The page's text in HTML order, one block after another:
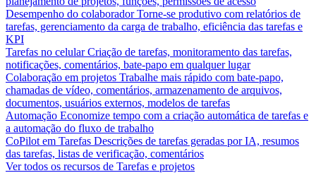
Desempenho do colaborador Torne-se produtivo com relatórios de
tarefas, gerenciamento da carga de trabalho, eficiência das tarefas e
KPI
Tarefas no celular Criação de tarefas, monitoramento das tarefas,
notificações, comentários, bate-papo em qualquer lugar
Colaboração em projetos Trabalhe mais rápido com bate-papo,
chamadas de vídeo, comentários, armazenamento de arquivos,
documentos, usuários externos, modelos de tarefas
Automação Economize tempo com a criação automática de tarefas e
a automação do fluxo de trabalho
CoPilot em Tarefas Descrições de tarefas geradas por IA, resumos
das tarefas, listas de verificação, comentários
Ver todos os recursos de Tarefas e projetos